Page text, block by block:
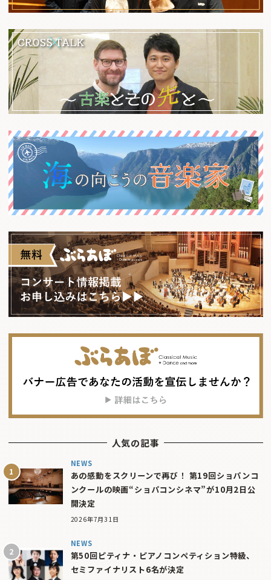
人気の記事
NEWS
あの感動をスクリーンで再び！ 第19回ショパンコ
ンクールの映画“ショパコンシネマ”が10月2日公
開決定
2026年7月31日
NEWS
第50回ピティナ・ピアノコンペティション特級、
セミファイナリスト6名が決定